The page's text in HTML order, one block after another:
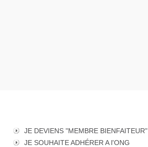
JE DEVIENS "MEMBRE BIENFAITEUR"
JE SOUHAITE ADHÉRER A l'ONG